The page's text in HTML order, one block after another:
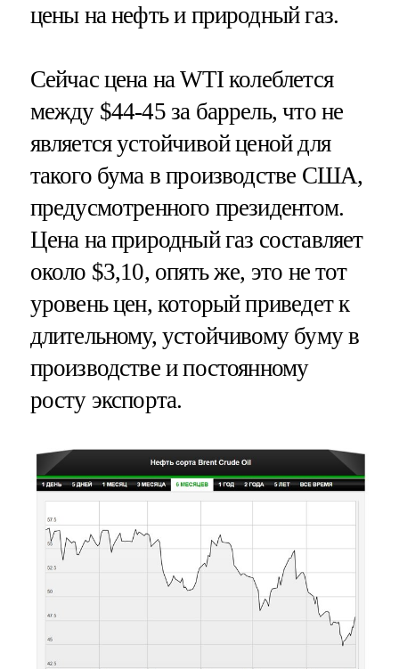
цены на нефть и природный газ.
Сейчас цена на WTI колеблется
между $44-45 за баррель, что не
является устойчивой ценой для
такого бума в производстве США,
предусмотренного президентом.
Цена на природный газ составляет
около $3,10, опять же, это не тот
уровень цен, который приведет к
длительному, устойчивому буму в
производстве и постоянному
росту экспорта.